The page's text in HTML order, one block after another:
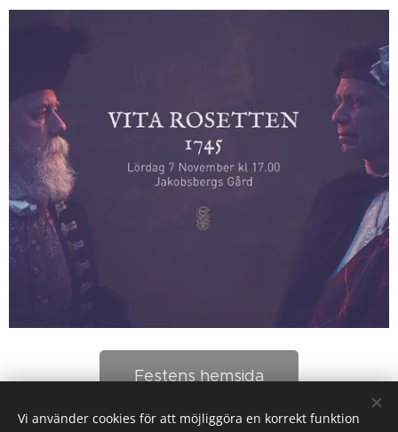
Festens hemsida
Vi använder cookies för att möjliggöra en korrekt funktion